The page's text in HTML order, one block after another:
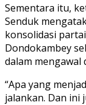
Sementara itu,
Senduk
konsolidasi
Dondokambey
dalam mengawal
“Apa yang
jalankan. Dan ini